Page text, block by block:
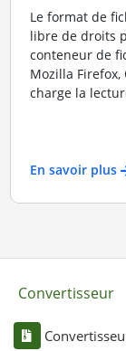
Le format de
libre de droits
conteneur de
Mozilla
charge la
En savoir plus
Convertisseur